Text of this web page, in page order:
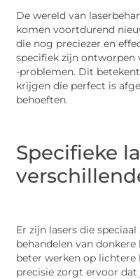
De wereld van
komen voortdurend
die nog preciezer en
specifiek zijn ontworpen
-problemen. Dit
krijgen die perfect is
behoeften.
Specifieke
Er zijn lasers die
behandelen van
beter werken op
precisie zorgt ervoor